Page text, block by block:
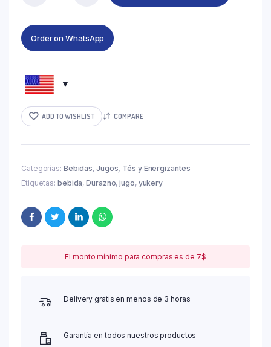
Order on WhatsApp
ADD TO WISHLIST COMPARE
Categorías: Bebidas, Jugos, Tés y Energizantes
Etiquetas: bebida,Durazno,jugo, yukery
El monto mínimo para compras es de 7$
Delivery gratis en menos de 3 horas
Garantía en todos nuestros productos